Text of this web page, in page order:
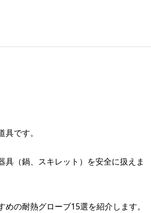
です。
（鍋、スキレット）を安全に扱えま
の耐熱グローブ15選を紹介します。